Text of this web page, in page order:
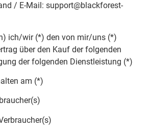
/ E-Mail: support@blackforest-
ich/wir (*) den von mir/uns (*)
über den Kauf der folgenden
der folgenden Dienstleistung (*)
am (*)